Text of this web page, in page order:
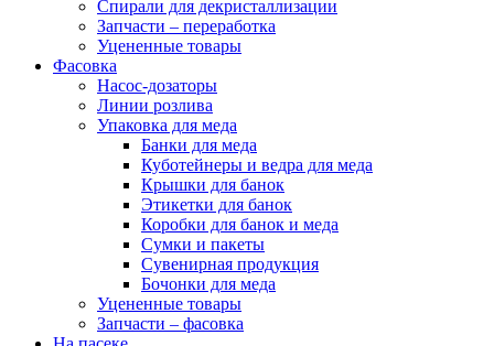
Спирали для декристаллизации
Запчасти – переработка
Уцененные товары
Фасовка
Насос-дозаторы
Линии розлива
Упаковка для меда
Банки для меда
Куботейнеры и ведра для меда
Крышки для банок
Этикетки для банок
Коробки для банок и меда
Сумки и пакеты
Сувенирная продукция
Бочонки для меда
Уцененные товары
Запчасти – фасовка